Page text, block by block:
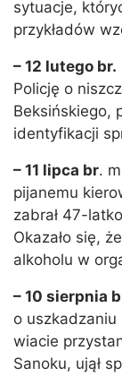
sytuacje,
przykładów
– 12 lutego br.
Policję o
Beksińskiego,
identyfikacji
– 11 lipca br.
pijanemu
zabrał 47-
Okazało się,
alkoholu w
– 10 sierpnia
o
wiacie
Sanoku, ujął